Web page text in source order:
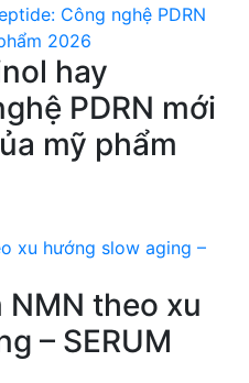
hay
PDRN mới
mỹ phẩm
theo xu
– SERUM